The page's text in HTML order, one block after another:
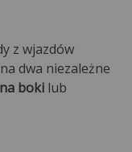
z wjazdów
dwa niezależne
boki lub